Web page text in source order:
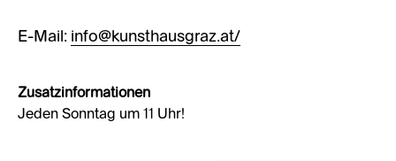
E-Mail: info@kunsthausgraz.at/
Zusatzinformationen
Jeden Sonntag um 11 Uhr!